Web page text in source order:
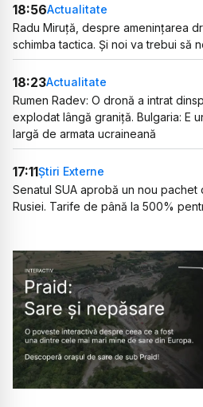
18:56Actualitate
Radu Miruță, despre amenințarea
schimba tactica. Și noi va trebui să
18:23Actualitate
Rumen Radev: O dronă a intrat
explodat lângă graniță. Bulgaria: E
largă de armata ucraineană
17:11Știri Externe
Senatul SUA aprobă un nou pachet
Rusiei. Tarife de până la 500%